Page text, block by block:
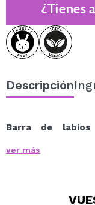
¿Tienes
Descripción
Barra de labios
Con una sola
deja un acabado
ver más